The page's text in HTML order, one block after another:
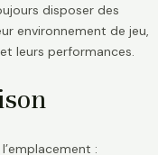
disposer des
environnement de jeu,
leurs performances.
: